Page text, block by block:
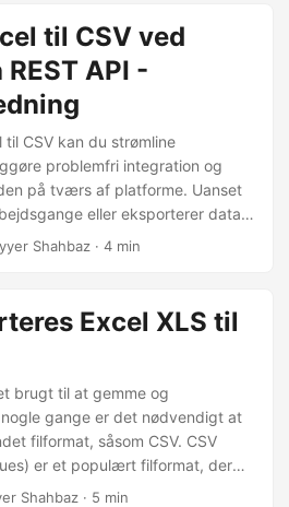
til CSV ved
API -
CSV kan du strømline
problemfri integration og
på tværs af platforme. Uanset
eller eksporterer data til
hjælpe dig med at opnå effektiv
Shahbaz · 4 min
Excel XLS til
brugt til at gemme og
gange er det nødvendigt at
filformat, såsom CSV. CSV
er et populært filformat, der
applikationer og platforme,
Shahbaz · 5 min